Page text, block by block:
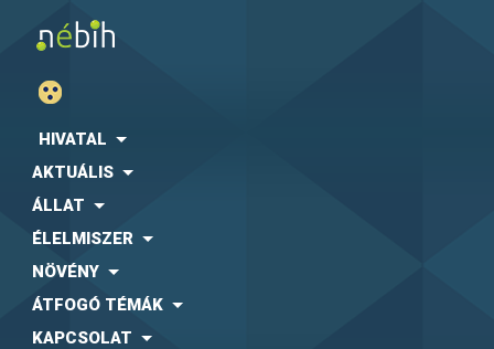
HIVATAL
AKTUÁLIS
ÁLLAT
ÉLELMISZER
NÖVÉNY
ÁTFOGÓ TÉMÁK
KAPCSOLAT